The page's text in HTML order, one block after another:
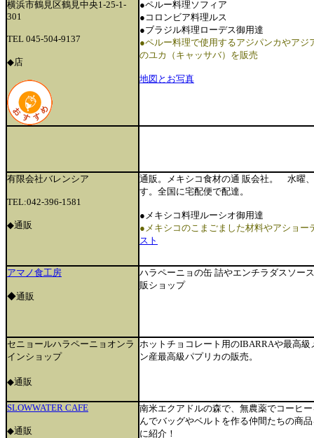
横浜市鶴見区鶴見中央1-25-1-
301
TEL 045-504-9137
◆店
●ペルー料理ソフィア
●コロンビア料理ルス
●ブラジル料理ローデス御用達
●ペルー料理で使用するアジパンカやアジ
のユカ（キャッサバ）を販売
地図とお写真
有限会社バレンシア
TEL:042-396-1581
◆通販
通販。メキシコ食材の通 販会社。 水曜
す。全国に宅配便で配達。
●メキシコ料理ルーシオ御用達
●メキシコのこまごました材料やアショ
スト
アマノ食工房
◆通販
ハラペーニョの缶 詰やエンチラダスソー
販ショップ
セニョールハラペーニョオンラ
インショップ
◆通販
ホットチョコレート用のIBARRAや最高
ン産最高級パプリカの販売。
SLOWWATER CAFE
◆通販
南米エクアドルの森で、無農薬でコーヒ
んでバッグやベルトを作る仲間たちの商
に紹介！